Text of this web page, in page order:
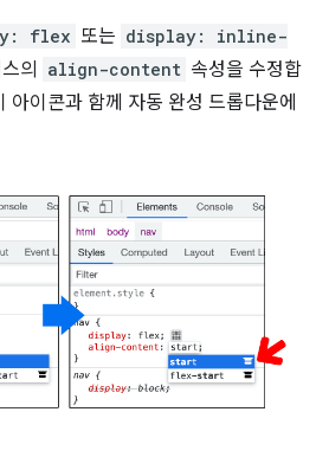
flex 또는 display: inline-
의 align-content 속성을 수정합
아이콘과 함께 자동 완성 드롭다운에